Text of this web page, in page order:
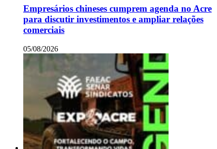
Empresários chineses cumprem agenda no Acre
para discutir investimentos e ampliar relações
comerciais
05/08/2026